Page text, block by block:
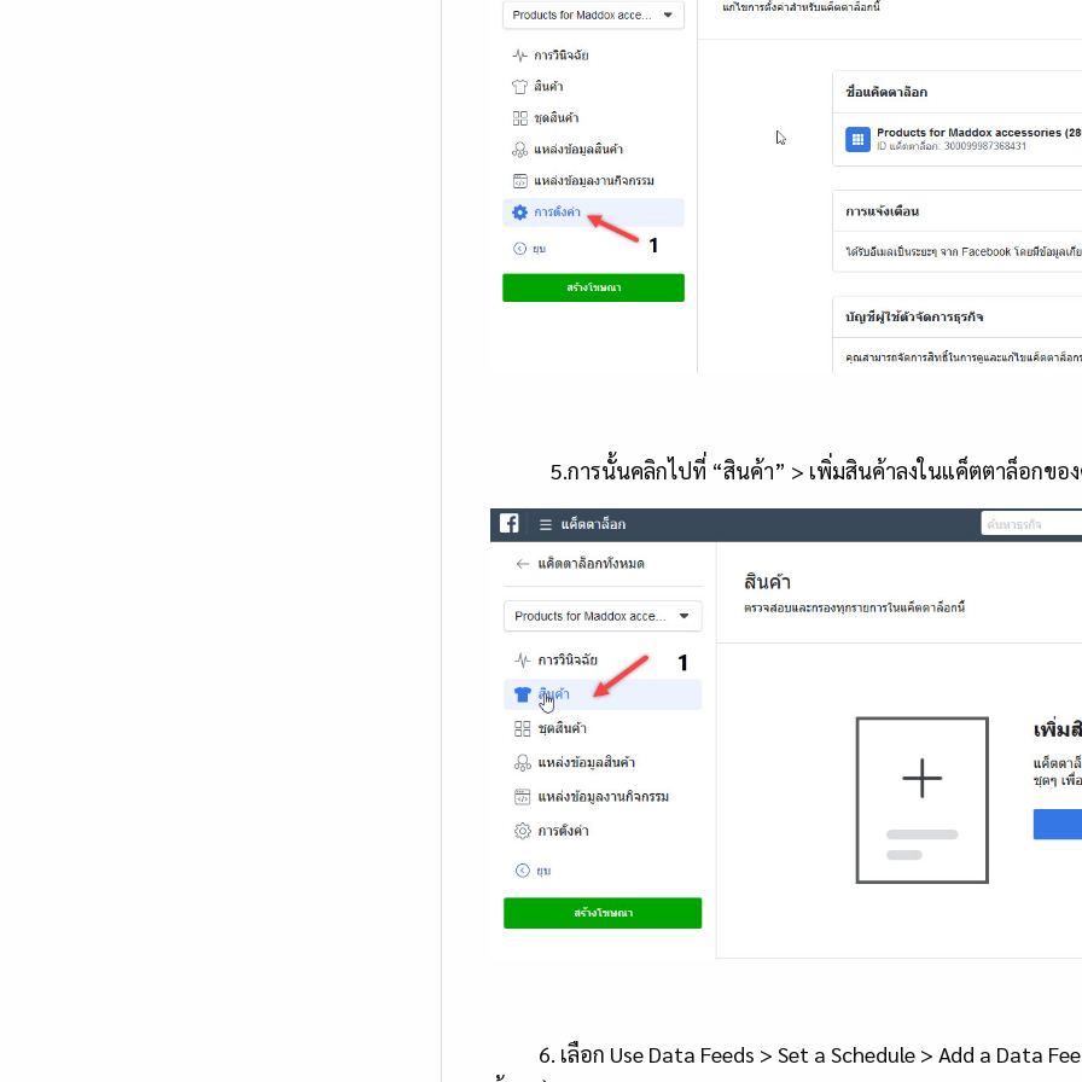
5.การนั้นคลิกไปที่ “สินค้า” > เพิ่มสินค้าลงในแค็ตตาล็อกขอ
6. เลือก Use Data Feeds > Set a Schedule > Add a Data